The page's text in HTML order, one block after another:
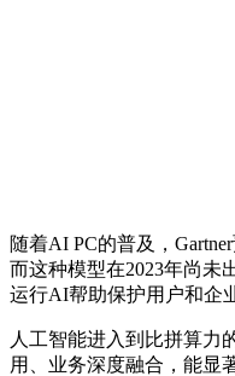
随着AI PC的普及，
而这种模型在2023年尚未
运行AI帮助保护用户和企
人工智能进入到比拼算力
用、业务深度融合，能显